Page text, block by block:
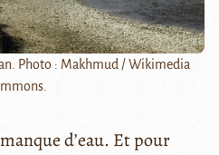
Photo : Makhmud / Wikimedia
manque d’eau. Et pour